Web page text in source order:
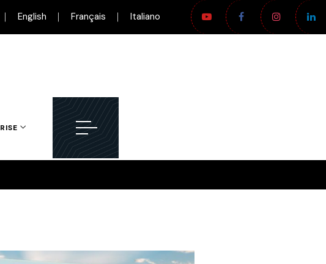
English Français Italiano
°C